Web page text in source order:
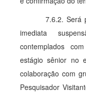
7.6.2. Será
imediata
contemplados
estágio sênior no
colaboração com
Pesquisador